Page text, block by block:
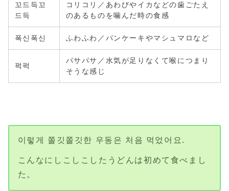
꼬드득꼬
드득
コリコリ／あわびやイカなどの歯ごたえ
のあるものを噛んだ時の食感
폭신폭신 ふわふわ／パンケーキやマシュマロなど
퍽퍽
パサパサ／水気が足りなくて喉につまり
そうな感じ
이렇게 쫄깃쫄깃한 우동은 처음 먹었어요.
こんなにしこしこしたうどんは初めて食べまし
た。